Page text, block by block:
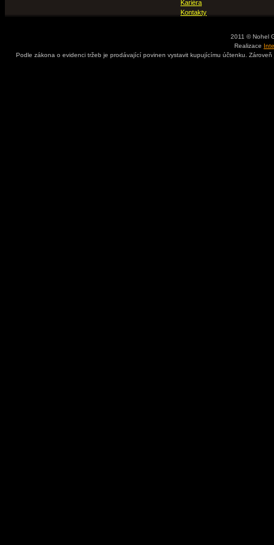
Kariéra
Kontakty
2011 © Nohel
Realizace
Podle zákona o evidenci tržeb je prodávající povinen vystavit kupujícímu účtenku.